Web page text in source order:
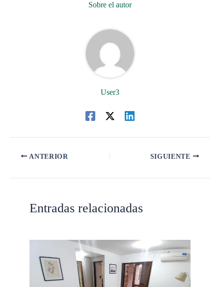
Sobre el autor
User3
ANTERIOR SIGUIENTE
Entradas relacionadas